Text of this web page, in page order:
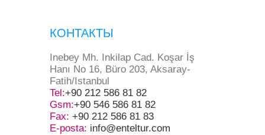
КОНТАКТЫ
Inebey Mh. Inkilap Cad. Koşar İş
Hanı No 16, Büro 203, Aksaray-
Fatih/Istanbul
Tel:+90 212 586 81 82
Gsm:+90 546 586 81 82
Fax: +90 212 586 81 83
E-posta: info@enteltur.com